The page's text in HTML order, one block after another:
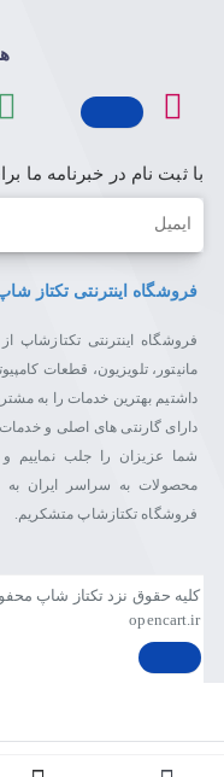
با ثبت نام در خبرنامه ما
ایمیل
فروشگاه اینترنتی تکتاز
مانیتور، تلویزیون، قطعات
داشتیم بهترین خدمات را به
دارای گارنتی های اصلی و
شما عزیزان را جلب نماییم
محصولات به سراسر ایران به
فروشگاه تکتازشاپ متشکریم.
کلیه حقوق نزد تکتاز شاپ
opencart.ir